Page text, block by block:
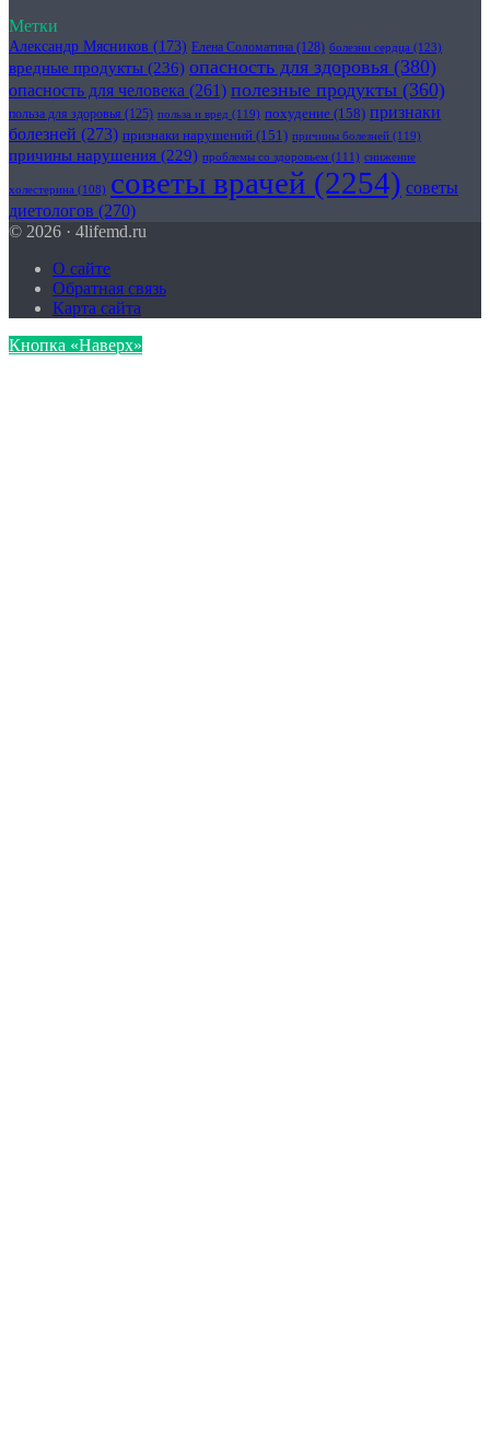
Метки
Александр Мясников (173) Елена Соломатина (128) болезни сердца (123)
вредные продукты (236) опасность для здоровья (380)
опасность для человека (261) полезные продукты (360)
польза для здоровья (125) польза и вред (119) похудение (158) признаки
болезней (273) признаки нарушений (151) причины болезней (119)
причины нарушения (229) проблемы со здоровьем (111) снижение
холестерина (108) советы врачей (2254) советы
диетологов (270)
© 2026 · 4lifemd.ru
О сайте
Обратная связь
Карта сайта
Кнопка «Наверх»